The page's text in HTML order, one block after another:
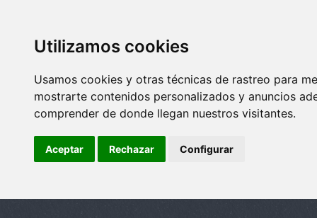
Utilizamos cookies
Usamos cookies y otras técnicas de rastreo para
mostrarte contenidos personalizados y anuncios
comprender de donde llegan nuestros visitantes.
Aceptar Rechazar Configurar